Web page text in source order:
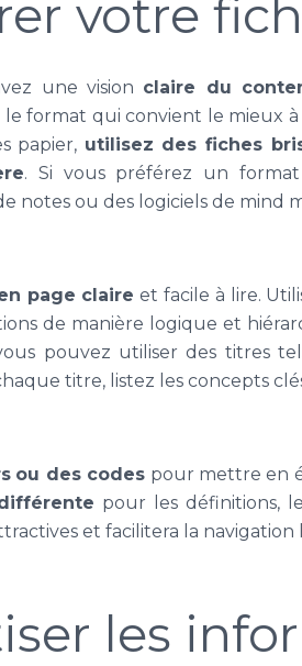
votre
une vision claire du
le format qui convient le mieux
papier, utilisez des fiches
. Si vous préférez un
notes ou des logiciels de mind
page claire et facile à lire.
de manière logique et
pouvez utiliser des titres
titre, listez les concepts
ou des codes pour mettre en
pour les définitions,
et facilitera la navigation
les